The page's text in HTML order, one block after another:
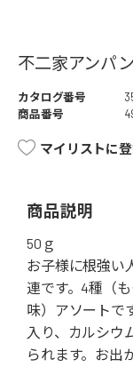
不二家アンパ
カタログ番号
商品番号
マイリストに
商品説明
50ｇ
お子様に根強い
連です。4種（
味）アソートで
入り、カルシウ
られます。お出